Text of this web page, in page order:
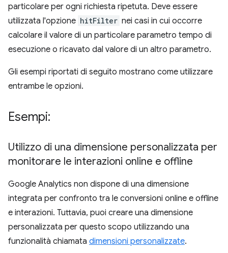
particolare per ogni richiesta ripetuta. Deve essere
utilizzata l'opzione hitFilter nei casi in cui occorre
calcolare il valore di un particolare parametro tempo di
esecuzione o ricavato dal valore di un altro parametro.
Gli esempi riportati di seguito mostrano come utilizzare
entrambe le opzioni.
Esempi:
Utilizzo di una dimensione personalizzata per
monitorare le interazioni online e offline
Google Analytics non dispone di una dimensione
integrata per confronto tra le conversioni online e offline
e interazioni. Tuttavia, puoi creare una dimensione
personalizzata per questo scopo utilizzando una
funzionalità chiamata dimensioni personalizzate.